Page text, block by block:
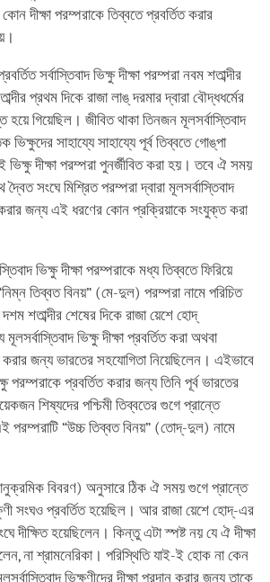
দীক্ষা পরম্পরাকে তিব্বতে প্রবর্তিত করার
সর্বাস্তিবাদ ভিক্ষু দীক্ষা পরম্পরা নবম শতাব্দীর
প্রথম দিকে রাজা লাঙ্‌ দরমার দ্বারা বৌদ্ধধর্মের
হয়ে গিয়েছিল। জীবিত থাকা তিনজন মূলসর্বাস্তিবাদ
সাহায্যে সাহায্যে পূর্ব তিব্বতে গোঙ্‌পা
ভিক্ষু দীক্ষা পরম্পরা পুনর্জীবিত করা হয়। তবে ঐ সময়
দ্বৈত সংঘে মিশ্রিত পরম্পরা দ্বারা মূলসর্বাস্তিবাদ
করার জন্য এই ধরণের কোন প্রক্রিয়াকে সংযুক্ত করা
ভিক্ষু দীক্ষা পরম্পরাকে মধ্য তিব্বতে ফিরিয়ে
তিব্বত বিনয়” (মে-দুল) পরম্পরা নামে পরিচিত
শতাব্দীর শেষের দিকে রাজা য়েশে হোদ্‌
ভিক্ষু দীক্ষা প্রবর্তিত করা অথবা
জন্য ভারতের সহযোগিতা নিয়েছিলেন। এইভাবে
পরম্পরাকে প্রবর্তিত করার জন্য তিনি পূর্ব ভারতের
শিষ্যদের পশ্চিমী তিব্বতের গুগে প্রান্তে
পরম্পরাটি “উচ্চ তিব্বত বিনয়” (তোদ্‌-দুল) নামে
বিবরণ) অনুসারে ঠিক ঐ সময় গুগে প্রান্তে
সংঘও প্রবর্তিত হয়েছিল। আর রাজা য়েশে হোদ্‌-এর
দীক্ষিত হয়েছিলেন। কিন্তু এটা স্পষ্ট নয় যে ঐ দীক্ষা
না শ্রামনেরিকা। পরিস্থিতি যাই-ই হোক না কেন
ভিক্ষুণীদের দীক্ষা প্রদান করার জন্য তাকে